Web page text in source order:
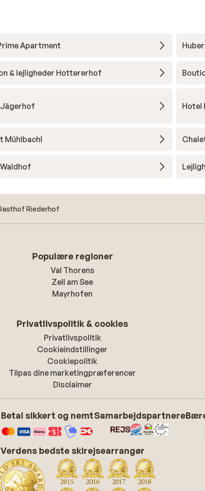
Apartment
& lejligheder Hottererhof
Hotel
Mühlbachl
Riederhof
Populære regioner
Val Thorens
Zell am See
Mayrhofen
Privatlivspolitik & cookies
Privatlivspolitik
Cookieindstillinger
Cookiepolitik
Tilpas dine marketingpræferencer
Disclaimer
Betal sikkert og nemtSamarbejdspartnere
Verdens bedste skirejsearrangør